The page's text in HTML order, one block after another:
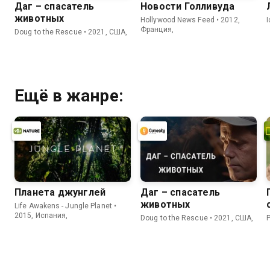
Даг – спасатель
животных
Doug to the Rescue • 2021, США,
Новости Голливуда
Hollywood News Feed • 2012,
Франция,
Ещё в жанре:
Планета джунглей
Life Awakens - Jungle Planet •
2015, Испания,
Даг – спасатель
животных
Doug to the Rescue • 2021, США,